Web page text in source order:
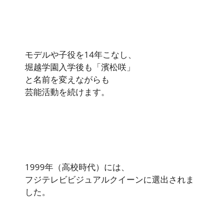
モデルや子役を14年こなし、
堀越学園入学後も「濱松咲」
と名前を変えながらも
芸能活動を続けます。
1999年（高校時代）には、
フジテレビビジュアルクイーンに選出されま
した。